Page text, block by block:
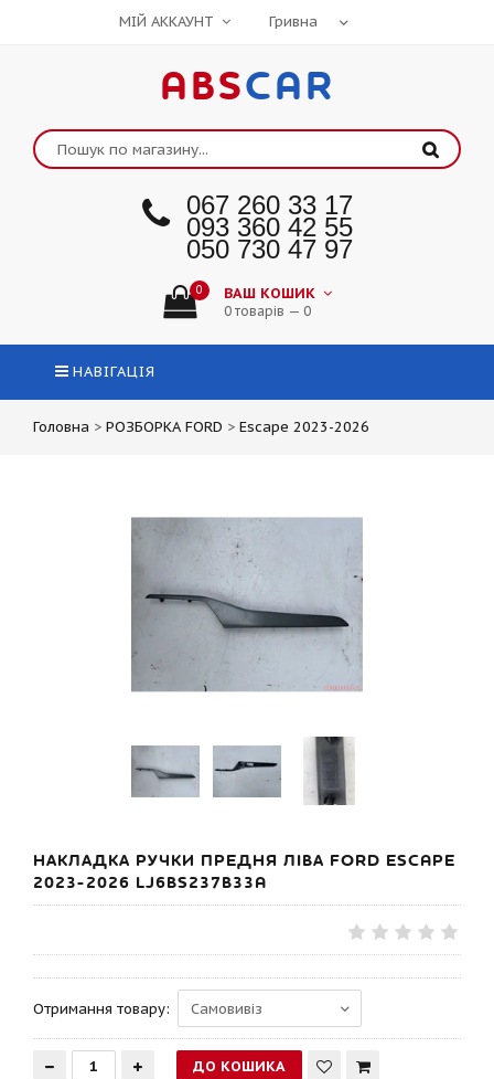
МІЙ АККАУНТ
ABSCAR
067 260 33 17
093 360 42 55
050 730 47 97
0 ВАШ КОШИК
0 товарів — 0
НАВІГАЦІЯ
Головна > РОЗБОРКА FORD > Escape 2023-2026
НАКЛАДКА РУЧКИ ПРЕДНЯ ЛІВА FORD ESCAPE
2023-2026 LJ6BS237B33A
Отримання товару: